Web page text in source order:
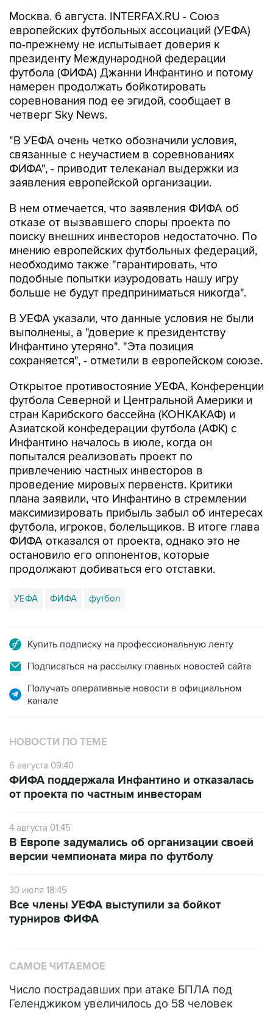
Москва. 6 августа. INTERFAX.RU - Союз
европейских футбольных ассоциаций (УЕФА)
по-прежнему не испытывает доверия к
президенту Международной федерации
футбола (ФИФА) Джанни Инфантино и потому
намерен продолжать бойкотировать
соревнования под ее эгидой, сообщает в
четверг Sky News.
"В УЕФА очень четко обозначили условия,
связанные с неучастием в соревнованиях
ФИФА", - приводит телеканал выдержки из
заявления европейской организации.
В нем отмечается, что заявления ФИФА об
отказе от вызвавшего споры проекта по
поиску внешних инвесторов недостаточно. По
мнению европейских футбольных федераций,
необходимо также "гарантировать, что
подобные попытки изуродовать нашу игру
больше не будут предприниматься никогда".
В УЕФА указали, что данные условия не были
выполнены, а "доверие к президентству
Инфантино утеряно". "Эта позиция
сохраняется", - отметили в европейском союзе.
Открытое противостояние УЕФА, Конференции
футбола Северной и Центральной Америки и
стран Карибского бассейна (КОНКАКАФ) и
Азиатской конфедерации футбола (АФК) с
Инфантино началось в июле, когда он
попытался реализовать проект по
привлечению частных инвесторов в
проведение мировых первенств. Критики
плана заявили, что Инфантино в стремлении
максимизировать прибыль забыл об интересах
футбола, игроков, болельщиков. В итоге глава
ФИФА отказался от проекта, однако это не
остановило его оппонентов, которые
продолжают добиваться его отставки.
УЕФА ФИФА футбол
Купить подписку на профессиональную ленту
Подписаться на рассылку главных новостей сайта
Получать оперативные новости в официальном
канале
НОВОСТИ ПО ТЕМЕ
6 августа 09:40
ФИФА поддержала Инфантино и отказалась
от проекта по частным инвесторам
4 августа 01:45
В Европе задумались об организации своей
версии чемпионата мира по футболу
30 июля 18:45
Все члены УЕФА выступили за бойкот
турниров ФИФА
САМОЕ ЧИТАЕМОЕ
Число пострадавших при атаке БПЛА под
Геленджиком увеличилось до 58 человек